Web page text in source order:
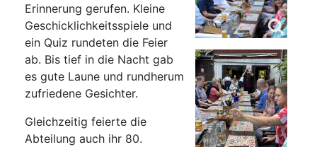
Erinnerung gerufen. Kleine
Geschicklichkeitsspiele und
ein Quiz rundeten die Feier
ab. Bis tief in die Nacht gab
es gute Laune und rundherum
zufriedene Gesichter.
Gleichzeitig feierte die
Abteilung auch ihr 80.